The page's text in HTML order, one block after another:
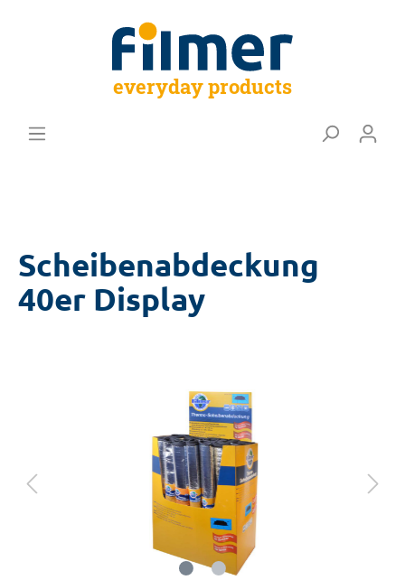
everyday products
Scheibenabdeckung
40er Display